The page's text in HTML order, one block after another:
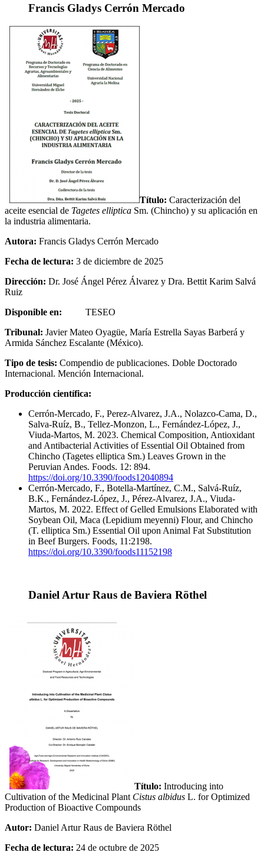
Francis Gladys Cerrón Mercado
Título: Caracterización del
aceite esencial de Tagetes elliptica Sm. (Chincho) y su aplicación en
la industria alimentaria.
Autora: Francis Gladys Cerrón Mercado
Fecha de lectura: 3 de diciembre de 2025
Dirección: Dr. José Ángel Pérez Álvarez y Dra. Bettit Karim Salvá
Ruiz
Disponible en: TESEO
Tribunal: Javier Mateo Oyagüe, María Estrella Sayas Barberá y
Armida Sánchez Escalante (México).
Tipo de tesis: Compendio de publicaciones. Doble Doctorado
Internacional. Mención Internacional.
Producción científica:
Cerrón-Mercado, F., Perez-Alvarez, J.A., Nolazco-Cama, D.,
Salva-Ruíz, B., Tellez-Monzon, L., Fernández-López, J.,
Viuda-Martos, M. 2023. Chemical Composition, Antioxidant
and Antibacterial Activities of Essential Oil Obtained from
Chincho (Tagetes elliptica Sm.) Leaves Grown in the
Peruvian Andes. Foods. 12: 894.
https://doi.org/10.3390/foods12040894
Cerrón-Mercado, F., Botella-Martínez, C.M., Salvá-Ruíz,
B.K., Fernández-López, J., Pérez-Alvarez, J.A., Viuda-
Martos, M. 2022. Effect of Gelled Emulsions Elaborated with
Soybean Oil, Maca (Lepidium meyenni) Flour, and Chincho
(T. elliptica Sm.) Essential Oil upon Animal Fat Substitution
in Beef Burgers. Foods, 11:2198.
https://doi.org/10.3390/foods11152198
Daniel Artur Raus de Baviera Röthel
Título: Introducing into
Cultivation of the Medicinal Plant Cistus albidus L. for Optimized
Production of Bioactive Compounds
Autor: Daniel Artur Raus de Baviera Röthel
Fecha de lectura: 24 de octubre de 2025